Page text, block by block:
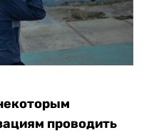
проводить